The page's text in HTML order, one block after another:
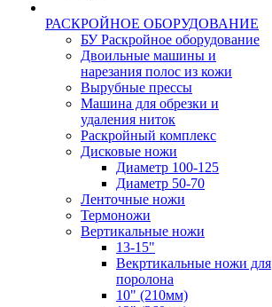
РАСКРОЙНОЕ ОБОРУДОВАНИЕ
БУ Раскройное оборудование
Двоильные машины и
нарезания полос из кожи
Вырубные прессы
Машина для обрезки и
удаления ниток
Раскройный комплекс
Дисковые ножи
Диаметр 100-125
Диаметр 50-70
Ленточные ножи
Термоножи
Вертикальные ножи
13-15"
Векртикальные ножи для
поролона
10" (210мм)